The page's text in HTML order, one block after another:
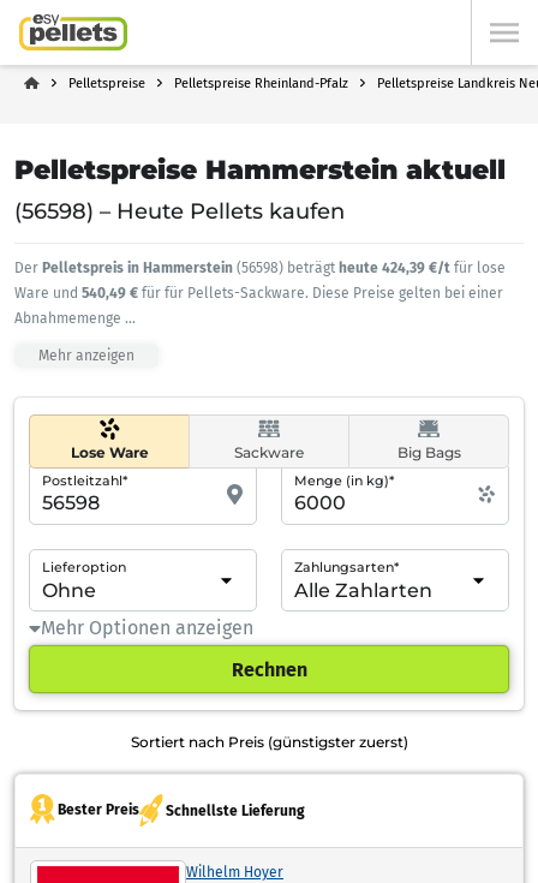
Pelletspreise Pelletspreise Rheinland-Pfalz Pelletspreise Landkreis
Pelletspreise Hammerstein aktuell
(56598) – Heute Pellets kaufen
Der Pelletspreis in Hammerstein (56598) beträgt heute 424,39 €/t für lose
Ware und 540,49 € für für Pellets-Sackware. Diese Preise gelten bei einer
Abnahmemenge ...
Mehr anzeigen
Lose Ware Sackware Big Bags
Postleitzahl* Menge (in kg)*
Lieferoption Zahlungsarten*
Mehr Optionen anzeigen
Rechnen
Sortiert nach Preis (günstigster zuerst)
Bester Preis Schnellste Lieferung
Wilhelm Hoyer